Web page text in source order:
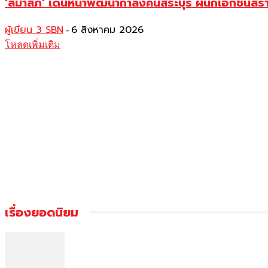
ผู้เขียน 3 SBN - 6 สิงหาคม 2026
โหลดเพิ่มเติม
เรื่องยอดนิยม